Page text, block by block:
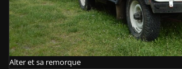
Alter et sa remorque